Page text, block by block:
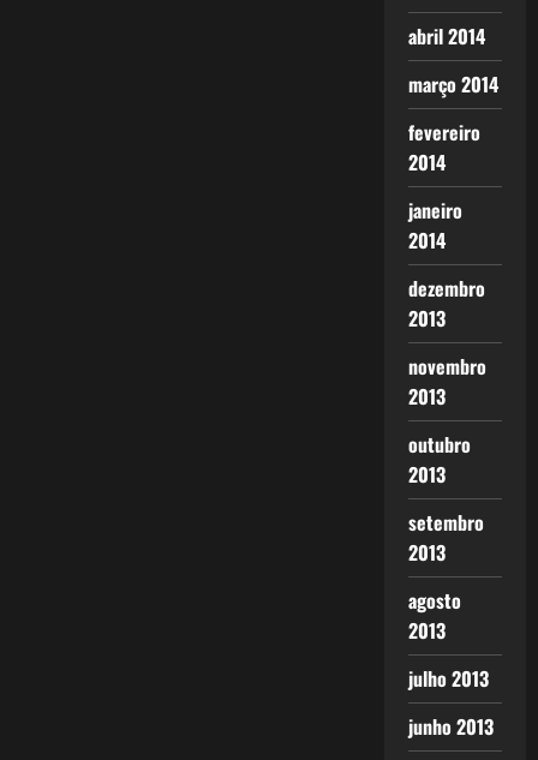
abril 2014
março 2014
fevereiro
2014
janeiro
2014
dezembro
2013
novembro
2013
outubro
2013
setembro
2013
agosto
2013
julho 2013
junho 2013